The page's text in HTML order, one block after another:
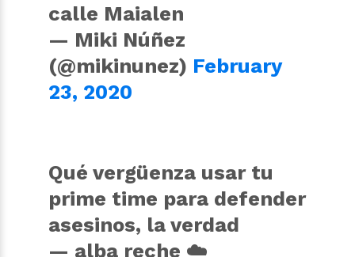
calle Maialen
— Miki Núñez
(@mikinunez) February
23, 2020
Qué vergüenza usar tu
prime time para defender
asesinos, la verdad
— alba reche ☁️